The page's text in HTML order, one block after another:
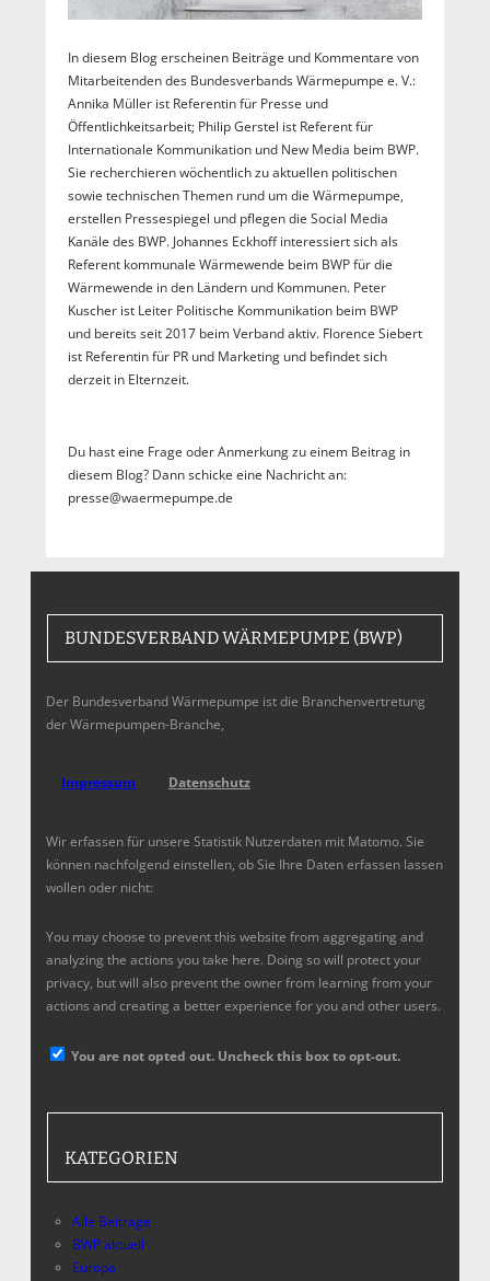
In diesem Blog erscheinen Beiträge und Kommentare von
Mitarbeitenden des Bundesverbands Wärmepumpe e. V.:
Annika Müller ist Referentin für Presse und
Öffentlichkeitsarbeit; Philip Gerstel ist Referent für
Internationale Kommunikation und New Media beim BWP.
Sie recherchieren wöchentlich zu aktuellen politischen
sowie technischen Themen rund um die Wärmepumpe,
erstellen Pressespiegel und pflegen die Social Media
Kanäle des BWP. Johannes Eckhoff interessiert sich als
Referent kommunale Wärmewende beim BWP für die
Wärmewende in den Ländern und Kommunen. Peter
Kuscher ist Leiter Politische Kommunikation beim BWP
und bereits seit 2017 beim Verband aktiv. Florence Siebert
ist Referentin für PR und Marketing und befindet sich
derzeit in Elternzeit.
Du hast eine Frage oder Anmerkung zu einem Beitrag in
diesem Blog? Dann schicke eine Nachricht an:
presse@waermepumpe.de
BUNDESVERBAND WÄRMEPUMPE (BWP)
Der Bundesverband Wärmepumpe ist die Branchenvertretung
der Wärmepumpen-Branche,
Impressum Datenschutz
Wir erfassen für unsere Statistik Nutzerdaten mit Matomo. Sie
können nachfolgend einstellen, ob Sie Ihre Daten erfassen lassen
wollen oder nicht:
You may choose to prevent this website from aggregating and
analyzing the actions you take here. Doing so will protect your
privacy, but will also prevent the owner from learning from your
actions and creating a better experience for you and other users.
You are not opted out. Uncheck this box to opt-out.
KATEGORIEN
Alle Beiträge
BWP aktuell
Europa